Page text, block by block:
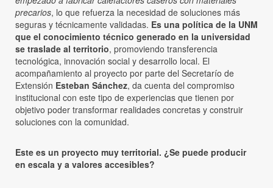
precarios, lo que refuerza la necesidad de soluciones más
seguras y técnicamente validadas. Es una política de la UNM
que el conocimiento técnico generado en la universidad
se traslade al territorio, promoviendo transferencia
tecnológica, innovación social y desarrollo local. El
acompañamiento al proyecto por parte del Secretarío de
Extensión Esteban Sánchez, da cuenta del compromiso
institucional con este tipo de experiencias que tienen por
objetivo poder transformar realidades concretas y construir
soluciones con la comunidad.
Este es un proyecto muy territorial. ¿Se puede producir
en escala y a valores accesibles?